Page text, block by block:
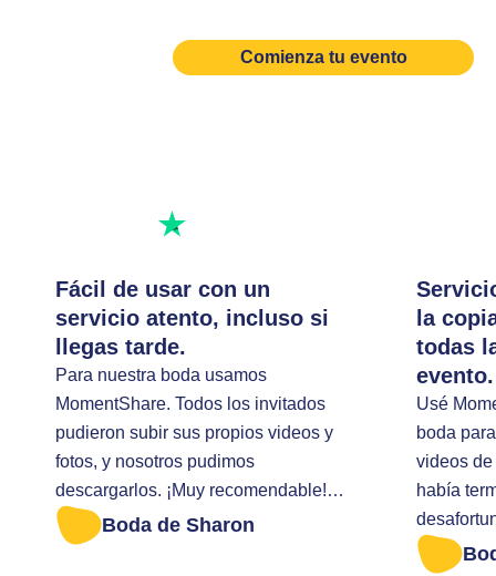
Comienza tu evento
Fácil de usar con un
servicio atento, incluso si
llegas tarde.
Para nuestra boda usamos
MomentShare. Todos los invitados
pudieron subir sus propios videos y
fotos, y nosotros pudimos
descargarlos. ¡Muy recomendable!
Llegué tarde para descargar todas
las fotos. Me ayudaron de forma muy
Boda de Sharon
la
todas
evento.
Usé
boda
videos
había